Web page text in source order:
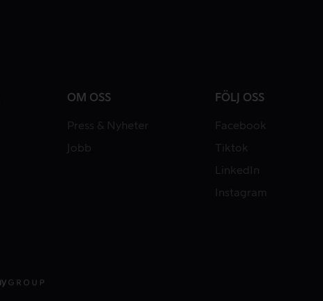
OM OSS
Press & Nyheter
Jobb
FÖLJ OSS
Facebook
Tiktok
LinkedIn
Instagram